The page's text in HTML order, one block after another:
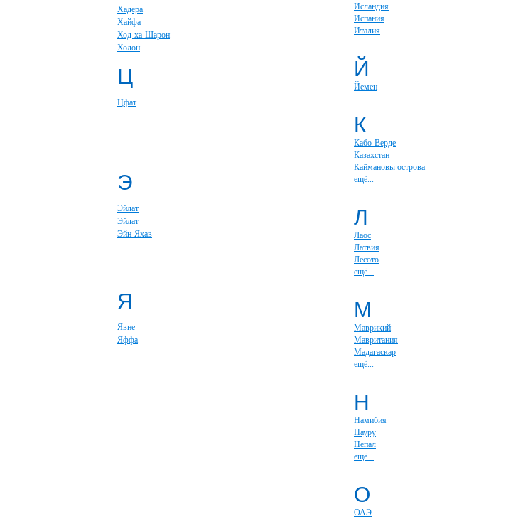
Хадера
Хайфа
Ход-ха-Шарон
Холон
Ц
Цфат
Э
Эйлат
Эйлат
Эйн-Яхав
Я
Явне
Яффа
Исландия
Испания
Италия
Й
Йемен
К
Кабо-Верде
Казахстан
Каймановы острова
ещё...
Л
Лаос
Латвия
Лесото
ещё...
М
Маврикий
Мавритания
Мадагаскар
ещё...
Н
Намибия
Науру
Непал
ещё...
О
ОАЭ